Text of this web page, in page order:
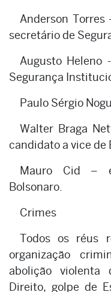
Anderson
secretário de
Augusto Heleno
Segurança
Paulo Sérgio
Walter Braga
candidato a vice de
Mauro Cid –
Bolsonaro.
Crimes
Todos os réus
organização
abolição violenta
Direito, golpe de